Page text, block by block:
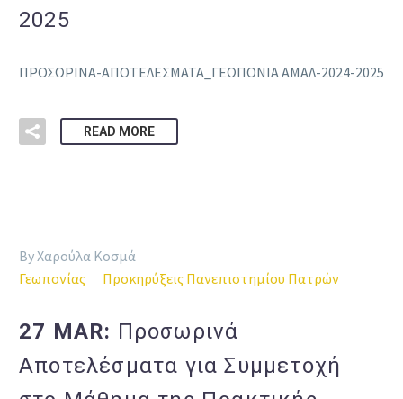
2025
ΠΡΟΣΩΡΙΝΑ-ΑΠΟΤΕΛΕΣΜΑΤΑ_ΓΕΩΠΟΝΙΑ ΑΜΑΛ-2024-2025
READ MORE
By Χαρούλα Κοσμά
Γεωπονίας
Προκηρύξεις Πανεπιστημίου Πατρών
27 MAR: Προσωρινά
Αποτελέσματα για Συμμετοχή